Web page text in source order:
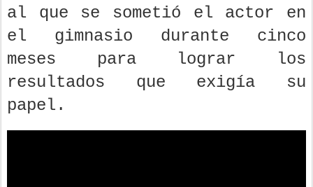
al que se sometió el actor en
el gimnasio durante cinco
meses para lograr los
resultados que exigía su
papel.